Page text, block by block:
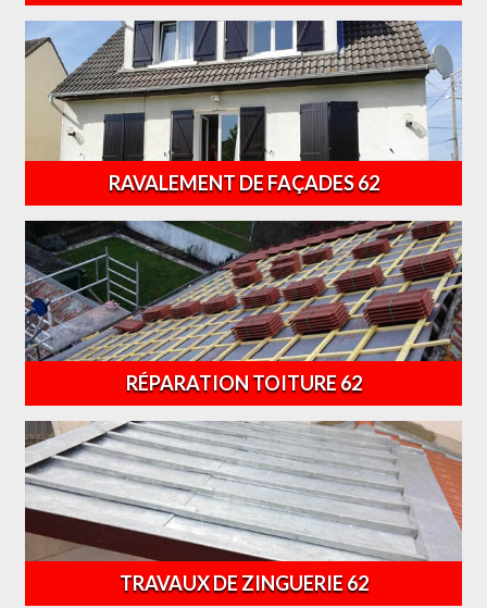
RAVALEMENT DE FAÇADES 62
RÉPARATION TOITURE 62
TRAVAUX DE ZINGUERIE 62